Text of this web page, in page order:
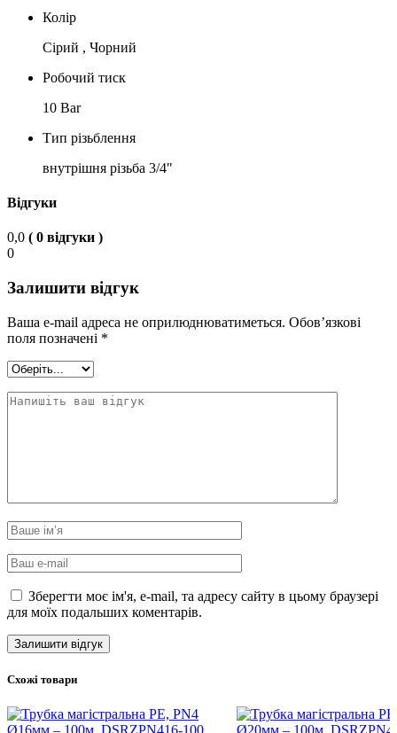
Колір
Сірий , Чорний
Робочий тиск
10 Bar
Тип різьблення
внутрішня різьба 3/4"
Відгуки
0,0 ( 0 відгуки )
0
Залишити відгук
Ваша e-mail адреса не оприлюднюватиметься. Обов’язкові
поля позначені *
Зберегти моє ім'я, e-mail, та адресу сайту в цьому браузері
для моїх подальших коментарів.
Схожі товари